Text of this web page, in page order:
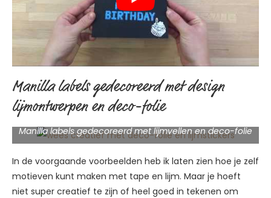
Manilla labels gedecoreerd met design
lijmontwerpen en deco-folie
Manilla labels gedecoreerd met lijmvellen en deco-folie
In de voorgaande voorbeelden heb ik laten zien hoe je zelf
motieven kunt maken met tape en lijm. Maar je hoeft
niet super creatief te zijn of heel goed in tekenen om